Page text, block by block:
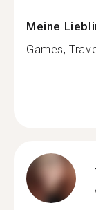
Meine
Games,